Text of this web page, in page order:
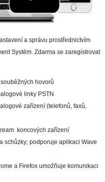
a správu prostřednictvím
Systém. Zdarma se zaregistrovat
hovorů
linky PSTN
zařízení (telefonů, faxů,
koncových zařízení
schůzky; podporuje aplikaci Wave
a Firefox umožňuje komunikaci